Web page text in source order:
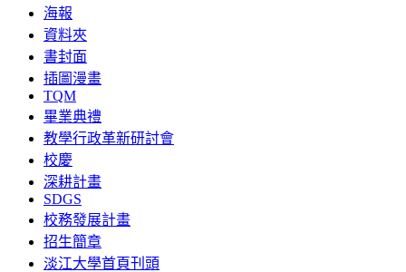
海報
資料夾
書封面
插圖漫畫
TQM
畢業典禮
教學行政革新研討會
校慶
深耕計畫
SDGS
校務發展計畫
招生簡章
淡江大學首頁刊頭